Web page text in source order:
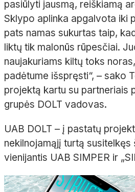
pasiūlyti jausmą, reiškiamą
Sklypo aplinka apgalvota iki
pats namas sukurtas taip,
liktų tik malonūs rūpesčiai.
naujakuriams kiltų toks
padėtume išspręsti“, – sako
projektą kartu su partneriais
grupės DOLT vadovas.
UAB DOLT – į pastatų
nekilnojamąjį turtą
vienijantis UAB SIMPER ir